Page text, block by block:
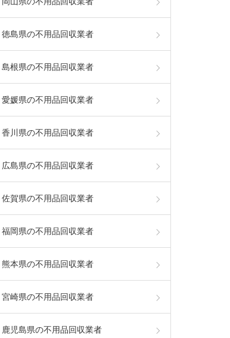
徳島県の不用品回収業者
島根県の不用品回収業者
愛媛県の不用品回収業者
香川県の不用品回収業者
広島県の不用品回収業者
佐賀県の不用品回収業者
福岡県の不用品回収業者
熊本県の不用品回収業者
宮崎県の不用品回収業者
鹿児島県の不用品回収業者